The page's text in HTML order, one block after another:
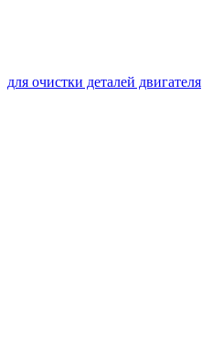
для очистки деталей двигателя